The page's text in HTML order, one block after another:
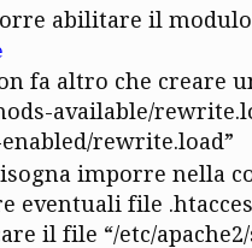
abilitare il
fa altro che creare
available/
rewrite.load”
imporre nella
eventuali file
il file “/etc/